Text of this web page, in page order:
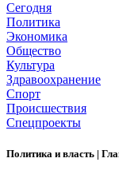
Сегодня
Политика
Экономика
Общество
Культура
Здравоохранение
Спорт
Происшествия
Спецпроекты
Политика и власть |